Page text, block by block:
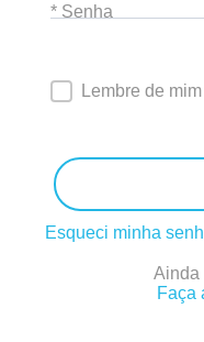
* Senha
Lembre de mim
Esqueci minha
Ainda
Faça